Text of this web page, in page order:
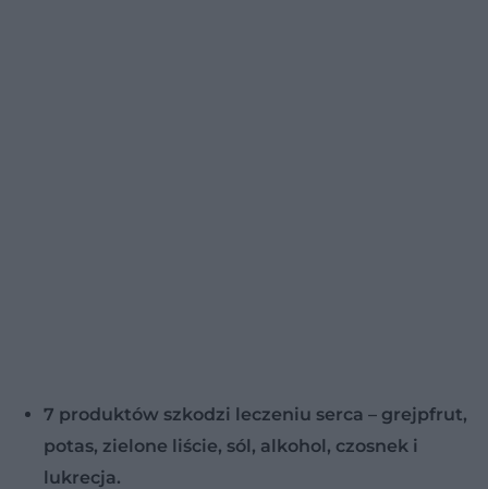
7 produktów szkodzi leczeniu serca – grejpfrut,
potas, zielone liście, sól, alkohol, czosnek i
lukrecja.